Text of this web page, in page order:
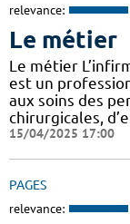
relevance:
Le métier
Le métier
est un
aux soins des
chirurgicales,
15/04/2025 17:00
PAGES
relevance: